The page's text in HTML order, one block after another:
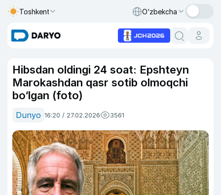
Toshkent O‘zbekcha
Hibsdan oldingi 24 soat: Epshteyn
Marokashdan qasr sotib olmoqchi
bo‘lgan (foto)
Dunyo 16:20 / 27.02.2026 3561